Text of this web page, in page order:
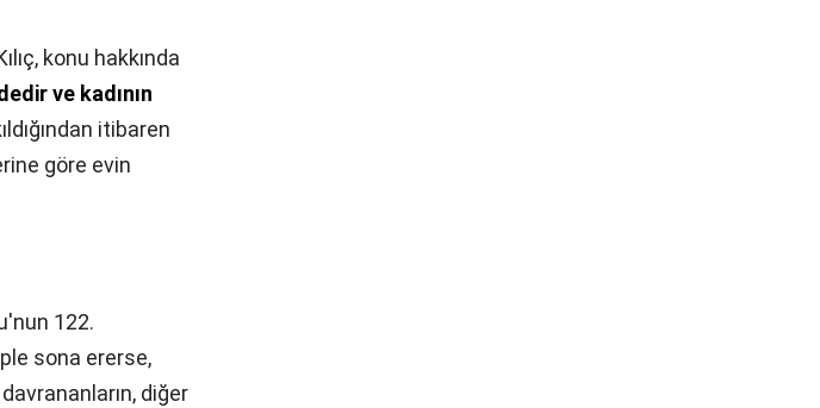
konu hakkında
ve kadının
itibaren
göre evin
122.
sona ererse,
diğer